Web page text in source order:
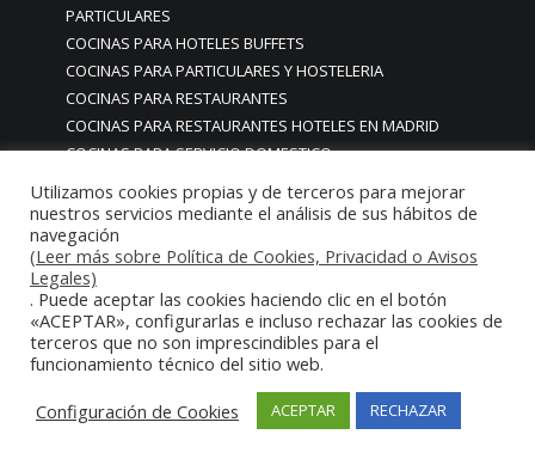
PARTICULARES
COCINAS PARA HOTELES BUFFETS
COCINAS PARA PARTICULARES Y HOSTELERIA
COCINAS PARA RESTAURANTES
COCINAS PARA RESTAURANTES HOTELES EN MADRID
COCINAS PARA SERVICIO DOMESTICO
COCINAS PARA TERRAZAS EN MADRID ESPAÑA
COCINAS PREMIUM GAMA ALTA EN MADRID
COCINAS PREMIUM LUJO PARA RESTAURANTES
RESTAURACIÓN MADRID
COCINAS PREMIUM MADRID
COCINAS PREMIUM PROFESIONALES MADRID
COCINAS PROFESIONALES
COCINAS PROFESIONALES • MOBILIARIO • ENCIMERAS •
REVESTIMIENTOS • ESTRUCTURAS • ELEMENTOS
DECORATIVOS ACERO INOXIDABLE
Utilizamos cookies propias y de terceros para mejorar
nuestros servicios mediante el análisis de sus hábitos de
navegación
(Leer más sobre Política de Cookies, Privacidad o Avisos
Legales)
. Puede aceptar las cookies haciendo clic en el botón
«ACEPTAR», configurarlas e incluso rechazar las cookies de
terceros que no son imprescindibles para el
funcionamiento técnico del sitio web.
Configuración de Cookies
ACEPTAR RECHAZAR